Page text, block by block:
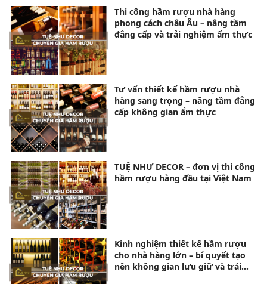
Thi công hầm rượu nhà hàng
phong cách châu Âu – nâng tầm
đẳng cấp và trải nghiệm ẩm thực
Tư vấn thiết kế hầm rượu nhà
hàng sang trọng – nâng tầm đẳng
cấp không gian ẩm thực
TUỆ NHƯ DECOR – đơn vị thi công
hầm rượu hàng đầu tại Việt Nam
Kinh nghiệm thiết kế hầm rượu
cho nhà hàng lớn – bí quyết tạo
nên không gian lưu giữ và trải